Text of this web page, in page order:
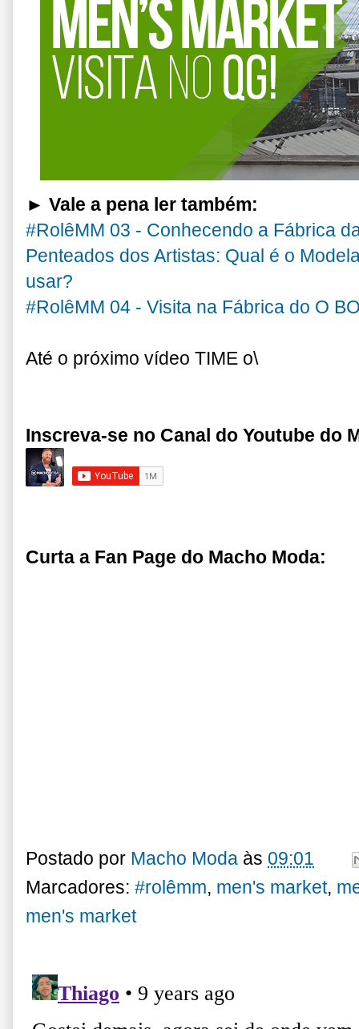
► Vale a pena ler também:
#RolêMM 03 - Conhecendo a Fábrica
Penteados dos Artistas: Qual é o
usar?
#RolêMM 04 - Visita na Fábrica do O
Até o próximo vídeo TIME o\
Inscreva-se no Canal do Youtube do
Curta a Fan Page do Macho Moda:
Postado por Macho Moda às 09:01
Marcadores: #rolêmm, men's market,
men's market